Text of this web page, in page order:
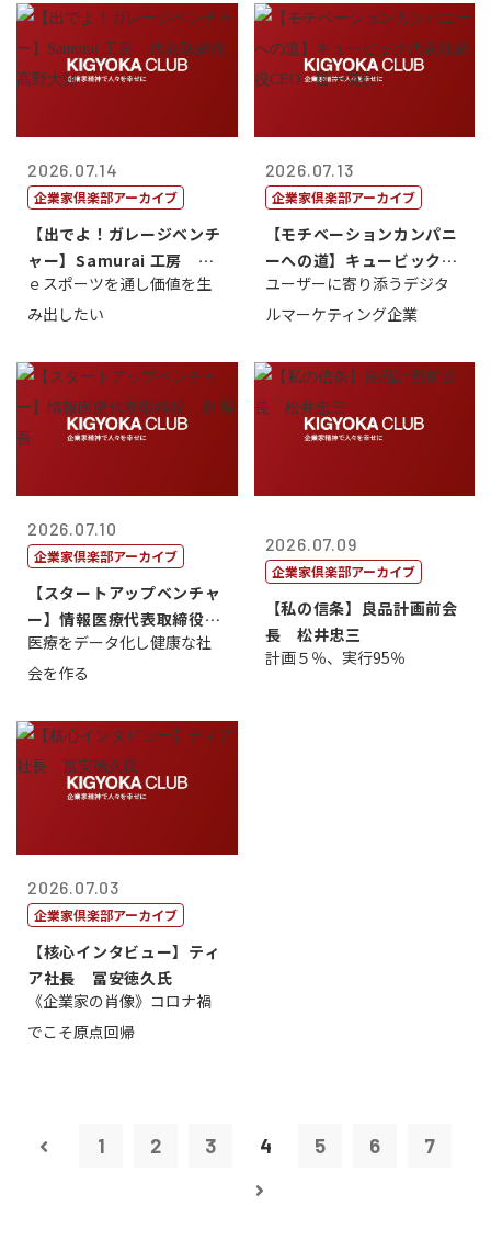
2026.07.14
企業家倶楽部アーカイブ
【出でよ！ガレージベンチ
ャー】Samurai 工房 代
表取締...
ｅスポーツを通し価値を生
み出したい
2026.07.13
企業家倶楽部アーカイブ
【モチベーションカンパニ
ーへの道】キュービック代
表取締役CE...
ユーザーに寄り添うデジタ
ルマーケティング企業
2026.07.10
企業家倶楽部アーカイブ
【スタートアップベンチャ
ー】情報医療代表取締役
原 聖吾
医療をデータ化し健康な社
会を作る
2026.07.09
企業家倶楽部アーカイブ
【私の信条】良品計画前会
長 松井忠三
計画５％、実行95％
2026.07.03
企業家倶楽部アーカイブ
【核心インタビュー】ティ
ア社長 冨安徳久氏
《企業家の肖像》コロナ禍
でこそ原点回帰
1 2 3 4 5 6 7